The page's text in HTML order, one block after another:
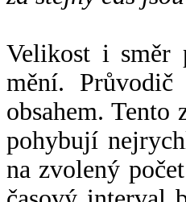
Velikost i směr
mění.
obsahem.
pohybují
na zvolený